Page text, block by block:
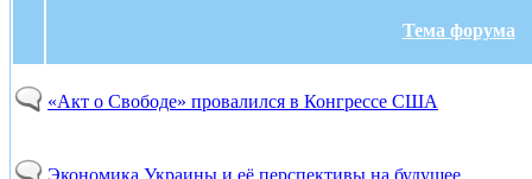
Тема форума
«Акт о Свободе» провалился в Конгрессе США